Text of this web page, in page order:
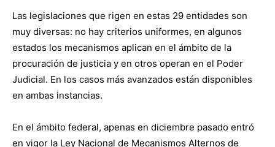
Las legislaciones que rigen en estas 29 entidades son
muy diversas: no hay criterios uniformes, en algunos
estados los mecanismos aplican en el ámbito de la
procuración de justicia y en otros operan en el Poder
Judicial. En los casos más avanzados están disponibles
en ambas instancias.
En el ámbito federal, apenas en diciembre pasado entró
en vigor la Ley Nacional de Mecanismos Alternos de